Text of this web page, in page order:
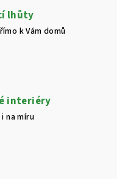
lhůty
k Vám domů
interiéry
na míru